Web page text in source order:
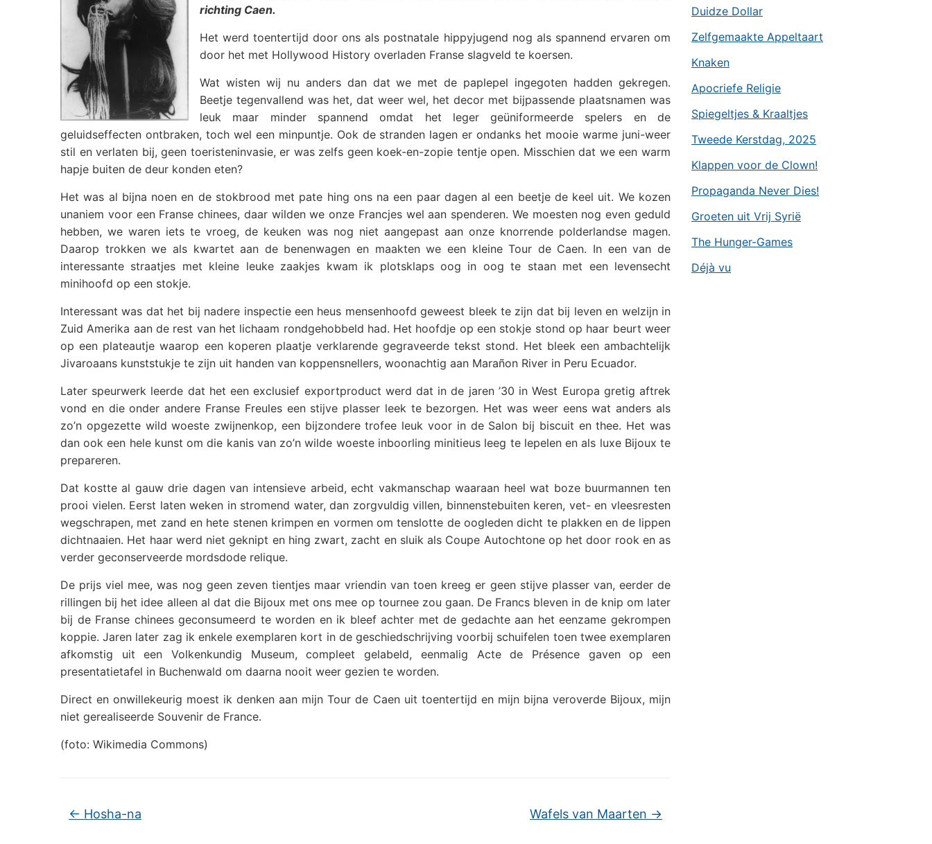
richting Caen.
Het werd toentertijd door ons als postnatale hippyjugend nog als spannend ervaren om
door het met Hollywood History overladen Franse slagveld te koersen.
Wat wisten wij nu anders dan dat we met de paplepel ingegoten hadden gekregen.
Beetje tegenvallend was het, dat weer wel, het decor met bijpassende plaatsnamen was
leuk maar minder spannend omdat het leger geüniformeerde spelers en de
geluidseffecten ontbraken, toch wel een minpuntje. Ook de stranden lagen er ondanks het mooie warme juni-weer
stil en verlaten bij, geen toeristeninvasie, er was zelfs geen koek-en-zopie tentje open. Misschien dat we een warm
hapje buiten de deur konden eten?
Het was al bijna noen en de stokbrood met pate hing ons na een paar dagen al een beetje de keel uit. We kozen
unaniem voor een Franse chinees, daar wilden we onze Francjes wel aan spenderen. We moesten nog even geduld
hebben, we waren iets te vroeg, de keuken was nog niet aangepast aan onze knorrende polderlandse magen.
Daarop trokken we als kwartet aan de benenwagen en maakten we een kleine Tour de Caen. In een van de
interessante straatjes met kleine leuke zaakjes kwam ik plotsklaps oog in oog te staan met een levensecht
minihoofd op een stokje.
Interessant was dat het bij nadere inspectie een heus mensenhoofd geweest bleek te zijn dat bij leven en welzijn in
Zuid Amerika aan de rest van het lichaam rondgehobbeld had. Het hoofdje op een stokje stond op haar beurt weer
op een plateautje waarop een koperen plaatje verklarende gegraveerde tekst stond. Het bleek een ambachtelijk
Jivaroaans kunststukje te zijn uit handen van koppensnellers, woonachtig aan Marañon River in Peru Ecuador.
Later speurwerk leerde dat het een exclusief exportproduct werd dat in de jaren ’30 in West Europa gretig aftrek
vond en die onder andere Franse Freules een stijve plasser leek te bezorgen. Het was weer eens wat anders als
zo’n opgezette wild woeste zwijnenkop, een bijzondere trofee leuk voor in de Salon bij biscuit en thee. Het was
dan ook een hele kunst om die kanis van zo’n wilde woeste inboorling minitieus leeg te lepelen en als luxe Bijoux te
prepareren.
Dat kostte al gauw drie dagen van intensieve arbeid, echt vakmanschap waaraan heel wat boze buurmannen ten
prooi vielen. Eerst laten weken in stromend water, dan zorgvuldig villen, binnenstebuiten keren, vet- en vleesresten
wegschrapen, met zand en hete stenen krimpen en vormen om tenslotte de oogleden dicht te plakken en de lippen
dichtnaaien. Het haar werd niet geknipt en hing zwart, zacht en sluik als Coupe Autochtone op het door rook en as
verder geconserveerde mordsdode relique.
De prijs viel mee, was nog geen zeven tientjes maar vriendin van toen kreeg er geen stijve plasser van, eerder de
rillingen bij het idee alleen al dat die Bijoux met ons mee op tournee zou gaan. De Francs bleven in de knip om later
bij de Franse chinees geconsumeerd te worden en ik bleef achter met de gedachte aan het eenzame gekrompen
koppie. Jaren later zag ik enkele exemplaren kort in de geschiedschrijving voorbij schuifelen toen twee exemplaren
afkomstig uit een Volkenkundig Museum, compleet gelabeld, eenmalig Acte de Présence gaven op een
presentatietafel in Buchenwald om daarna nooit weer gezien te worden.
Direct en onwillekeurig moest ik denken aan mijn Tour de Caen uit toentertijd en mijn bijna veroverde Bijoux, mijn
niet gerealiseerde Souvenir de France.
(foto: Wikimedia Commons)
← Hosha-na Wafels van Maarten →
Duidze Dollar
Zelfgemaakte Appeltaart
Knaken
Apocriefe Religie
Spiegeltjes & Kraaltjes
Tweede Kerstdag, 2025
Klappen voor de Clown!
Propaganda Never Dies!
Groeten uit Vrij Syrië
The Hunger-Games
Déjà vu